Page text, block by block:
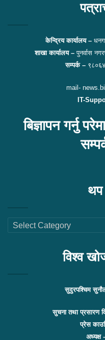
केन्द्रिय कार्यालय –
शाखा कार्यालय –पुनर्वास
सम्पर्क –
mail-
IT-
बिज्ञापन गर्नु
थप
थप
लिंकहरु
विश्व
सुदुरपश्चिम
सुचना तथा प्रसारण
प्रेस
अध्यक्ष